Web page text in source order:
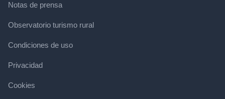
Notas de prensa
Observatorio turismo rural
Condiciones de uso
Privacidad
Cookies